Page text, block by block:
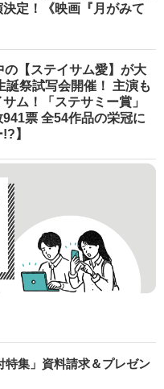
定！《映画『月がみて
の【ステイサム愛】が大
誕祭試写会開催！ 主演も
ム！「ステサミー賞」
票 全54作品の栄冠に
】
集」資料請求＆プレゼン